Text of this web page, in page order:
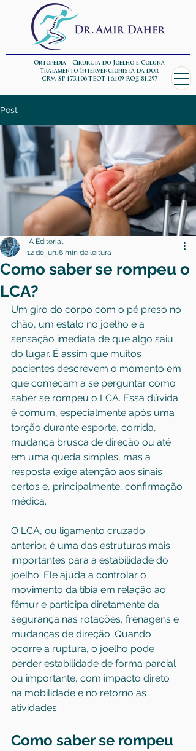
Ortopedia - Cirurgia do Joelho e Coluna
Tratamento Intervencionista da dor
CRM-SP 173.106 TEOT 16.109 RQE 81.297
Post
Como saber se rompeu o
LCA?
IA Editorial
12 de jun.6 min de leitura
Um giro do corpo com o pé preso no
chão, um estalo no joelho e a
sensação imediata de que algo saiu
do lugar. É assim que muitos
pacientes descrevem o momento em
que começam a se perguntar como
saber se rompeu o LCA. Essa dúvida
é comum, especialmente após uma
torção durante esporte, corrida,
mudança brusca de direção ou até
em uma queda simples, mas a
resposta exige atenção aos sinais
certos e, principalmente, confirmação
médica.
O LCA, ou ligamento cruzado
anterior, é uma das estruturas mais
importantes para a estabilidade do
joelho. Ele ajuda a controlar o
movimento da tíbia em relação ao
fêmur e participa diretamente da
segurança nas rotações, frenagens e
mudanças de direção. Quando
ocorre a ruptura, o joelho pode
perder estabilidade de forma parcial
ou importante, com impacto direto
na mobilidade e no retorno às
atividades.
Como saber se rompeu